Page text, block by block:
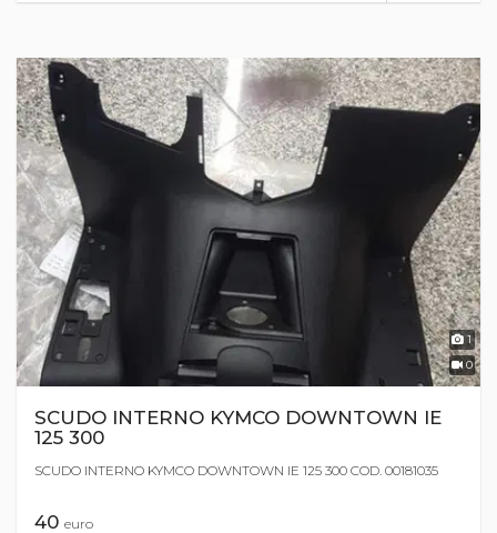
1
0
SCUDO INTERNO KYMCO DOWNTOWN IE
125 300
SCUDO INTERNO KYMCO DOWNTOWN IE 125 300 COD. 00181035
40 euro